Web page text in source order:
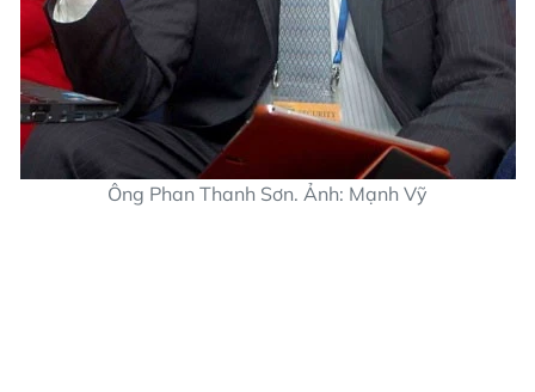
Ông Phan Thanh Sơn. Ảnh: Mạnh Vỹ